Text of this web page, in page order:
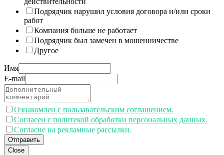
Подрядчик нарушил условия договора и/или сроки
работ
Компания больше не работает
Подрядчик был замечен в мошенничестве
Другое
Имя
E-mail
Ознакомлен с пользавательским соглашением.
Согласен с политекой обработки персональных данных.
Согласие на рекламные рассылки.
Отправить
Close